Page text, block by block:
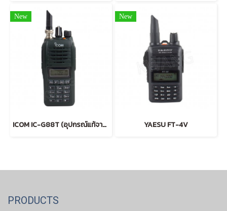
New
ICOM IC-G88T (อุปกรณ์แท้จากโรงงานผู้ผลิต แบตหนา)
New
YAESU FT-4V
PRODUCTS